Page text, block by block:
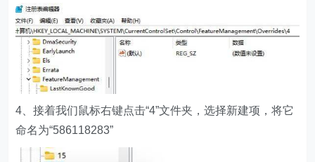
4、接着我们鼠标右键点击“4”文件夹，选择新建项，将它
命名为“586118283”